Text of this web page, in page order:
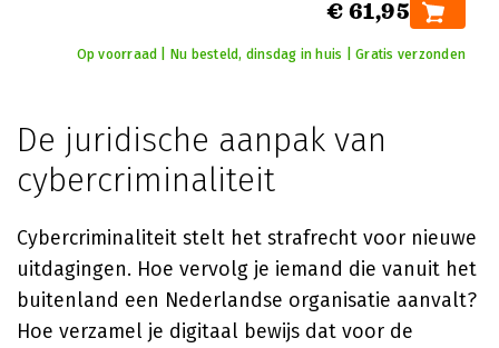
€ 61,95
Op voorraad | Nu besteld, dinsdag in huis | Gratis verzonden
De juridische aanpak van
cybercriminaliteit
Cybercriminaliteit stelt het strafrecht voor nieuwe
uitdagingen. Hoe vervolg je iemand die vanuit het
buitenland een Nederlandse organisatie aanvalt?
Hoe verzamel je digitaal bewijs dat voor de